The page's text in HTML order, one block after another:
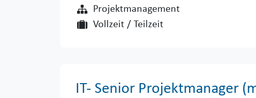
Projektmanagement
Vollzeit / Teilzeit
IT- Senior Projektmanager